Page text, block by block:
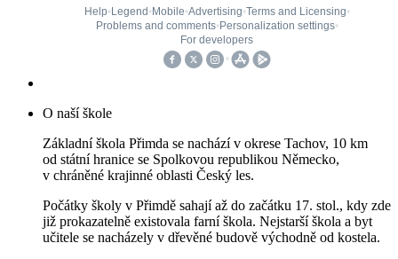
O naší škole
Základní škola Přimda se nachází v okrese Tachov, 10 km
od státní hranice se Spolkovou republikou Německo,
v chráněné krajinné oblasti Český les.
Počátky školy v Přimdě sahají až do začátku 17. stol., kdy zde
již prokazatelně existovala farní škola. Nejstarší škola a byt
učitele se nacházely v dřevěné budově východně od kostela.